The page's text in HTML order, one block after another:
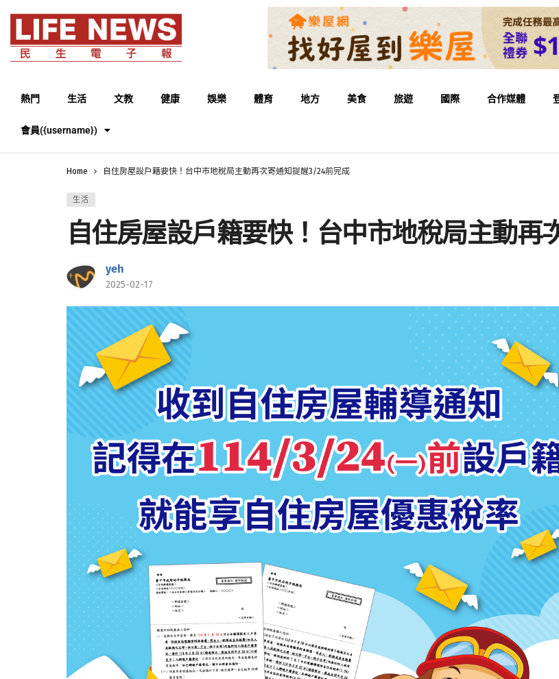
熱門 生活 文教 健康 娛樂 體育 地方 美食 旅遊 國際 合作媒體
會員({username})
Home 自住房屋設戶籍要快！台中市地稅局主動再次寄通知提醒3/24前完成
生活
自住房屋設戶籍要快！台中市地稅局主動再
yeh
2025-02-17